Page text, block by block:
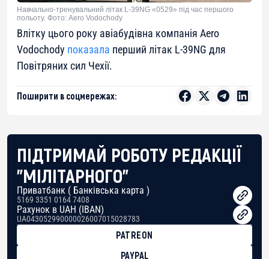
Навчально-тренувальний літак L-39NG «0529» під час першого
польоту. Фото: Aero Vodochody
Влітку цього року авіабудівна компанія Aero
Vodochody показала перший літак L-39NG для
Повітряних сил Чехії.
Поширити в соцмережах:
ПІДТРИМАЙ РОБОТУ РЕДАКЦІЇ
"МІЛІТАРНОГО"
Приватбанк ( Банківська карта )
5169 3351 0164 7408
Рахунок в UAH (IBAN)
UA043052990000026007015028783
PATREON
PAYPAL